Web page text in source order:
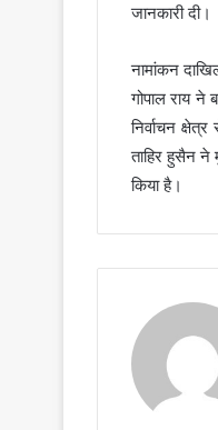
जानकारी दी।
नामांकन
गोपाल राय ने
निर्वाचन
ताहिर हुसैन
किया है।